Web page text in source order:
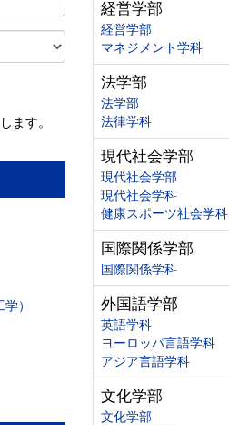
ます。
）
経営学部
経営学部
マネジメント学科
法学部
法学部
法律学科
現代社会学部
現代社会学部
現代社会学科
健康スポーツ社会学科
国際関係学部
国際関係学科
外国語学部
英語学科
ヨーロッパ言語学科
アジア言語学科
文化学部
文化学部